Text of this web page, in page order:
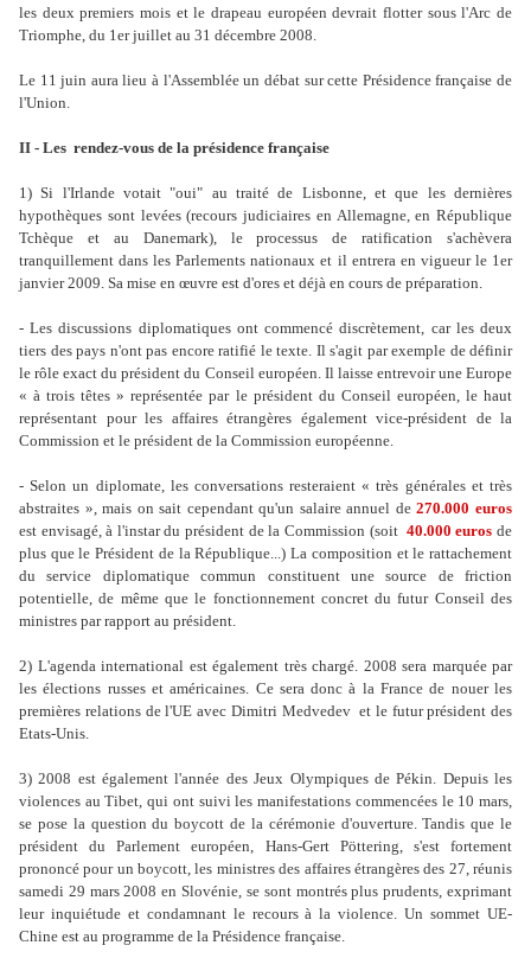
les deux premiers mois et le drapeau européen devrait flotter sous l'Arc de
Triomphe, du 1er juillet au 31 décembre 2008.
Le 11 juin aura lieu à l'Assemblée un débat sur cette Présidence française de
l'Union.
II - Les rendez-vous de la présidence française
1) Si l'Irlande votait "oui" au traité de Lisbonne, et que les dernières
hypothèques sont levées (recours judiciaires en Allemagne, en République
Tchèque et au Danemark), le processus de ratification s'achèvera
tranquillement dans les Parlements nationaux et il entrera en vigueur le 1er
janvier 2009. Sa mise en œuvre est d'ores et déjà en cours de préparation.
- Les discussions diplomatiques ont commencé discrètement, car les deux
tiers des pays n'ont pas encore ratifié le texte. Il s'agit par exemple de définir
le rôle exact du président du Conseil européen. Il laisse entrevoir une Europe
« à trois têtes » représentée par le président du Conseil européen, le haut
représentant pour les affaires étrangères également vice-président de la
Commission et le président de la Commission européenne.
- Selon un diplomate, les conversations resteraient « très générales et très
abstraites », mais on sait cependant qu'un salaire annuel de270.000 euros
est envisagé, à l'instar du président de la Commission (soit 40.000 euros de
plus que le Président de la République...) La composition et le rattachement
du service diplomatique commun constituent une source de friction
potentielle, de même que le fonctionnement concret du futur Conseil des
ministres par rapport au président.
2) L'agenda international est également très chargé. 2008 sera marquée par
les élections russes et américaines. Ce sera donc à la France de nouer les
premières relations de l'UE avec Dimitri Medvedev et le futur président des
Etats-Unis.
3) 2008 est également l'année des Jeux Olympiques de Pékin. Depuis les
violences au Tibet, qui ont suivi les manifestations commencées le 10 mars,
se pose la question du boycott de la cérémonie d'ouverture. Tandis que le
président du Parlement européen, Hans-Gert Pöttering, s'est fortement
prononcé pour un boycott, les ministres des affaires étrangères des 27, réunis
samedi 29 mars 2008 en Slovénie, se sont montrés plus prudents, exprimant
leur inquiétude et condamnant le recours à la violence. Un sommet UE-
Chine est au programme de la Présidence française.